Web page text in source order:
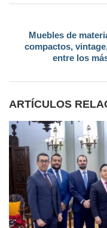
Muebles de
compactos,
entre los
ARTÍCULOS